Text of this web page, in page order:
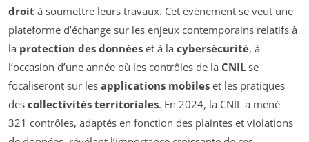
droit à soumettre leurs travaux. Cet événement se veut une
plateforme d’échange sur les enjeux contemporains relatifs à
la protection des données et à la cybersécurité, à
l’occasion d’une année où les contrôles de la CNIL se
focaliseront sur les applications mobiles et les pratiques
des collectivités territoriales. En 2024, la CNIL a mené
321 contrôles, adaptés en fonction des plaintes et violations